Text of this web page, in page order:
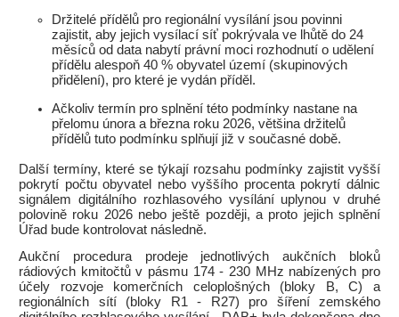
Držitelé přídělů pro regionální vysílání jsou povinni
zajistit, aby jejich vysílací síť pokrývala ve lhůtě do 24
měsíců od data nabytí právní moci rozhodnutí o udělení
přídělu alespoň 40 % obyvatel území (skupinových
přidělení), pro které je vydán příděl.
Ačkoliv termín pro splnění této podmínky nastane na
přelomu února a března roku 2026, většina držitelů
přídělů tuto podmínku splňují již v současné době.
Další termíny, které se týkají rozsahu podmínky zajistit vyšší
pokrytí počtu obyvatel nebo vyššího procenta pokrytí dálnic
signálem digitálního rozhlasového vysílání uplynou v druhé
polovině roku 2026 nebo ještě později, a proto jejich splnění
Úřad bude kontrolovat následně.
Aukční procedura prodeje jednotlivých aukčních bloků
rádiových kmitočtů v pásmu 174 - 230 MHz nabízených pro
účely rozvoje komerčních celoplošných (bloky B, C) a
regionálních sítí (bloky R1 - R27) pro šíření zemského